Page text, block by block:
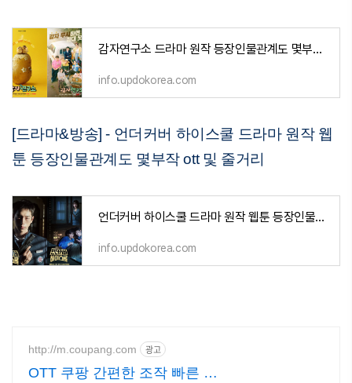
감자연구소 드라마 원작 등장인물관계도 몇부작 감자세끼 ott 및 줄거리
info.updokorea.com
[드라마&방송] - 언더커버 하이스쿨 드라마 원작 웹
툰 등장인물관계도 몇부작 ott 및 줄거리
언더커버 하이스쿨 드라마 원작 웹툰 등장인물관계도 몇부작 ott 및 줄거리
info.updokorea.com
http://m.coupang.com 광고
OTT 쿠팡 간편한 조작 빠른 반